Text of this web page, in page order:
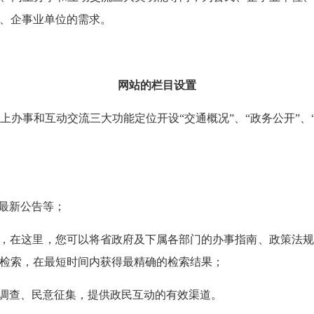
企事业单位的需求。
网站的栏目设置
和互动交流三大功能定位开设“交通概况”、“政务公开”、
公告等；
里，您可以将省政府及下属各部门的办事指南、政策法
索，在最短时间内获得最精确的检索结果；
、民意征集，提供政民互动的有效渠道。